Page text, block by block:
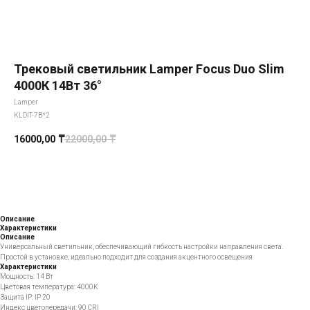
Трековый светильник Lamper Focus Duo Slim
4000К 14Вт 36°
Lamper
KLDIT-7B*2
16000,00 ₸22000,00 ₸
Описание
Характеристики
Описание
Универсальный светильник, обеспечивающий гибкость настройки направления света.
Простой в установке, идеально подходит для создания акцентного освещения
Характеристики
Мощность: 14 Вт
Цветовая температура: 4000K
Защита IP: IP 20
Индекс цветопередачи: 90 CRI